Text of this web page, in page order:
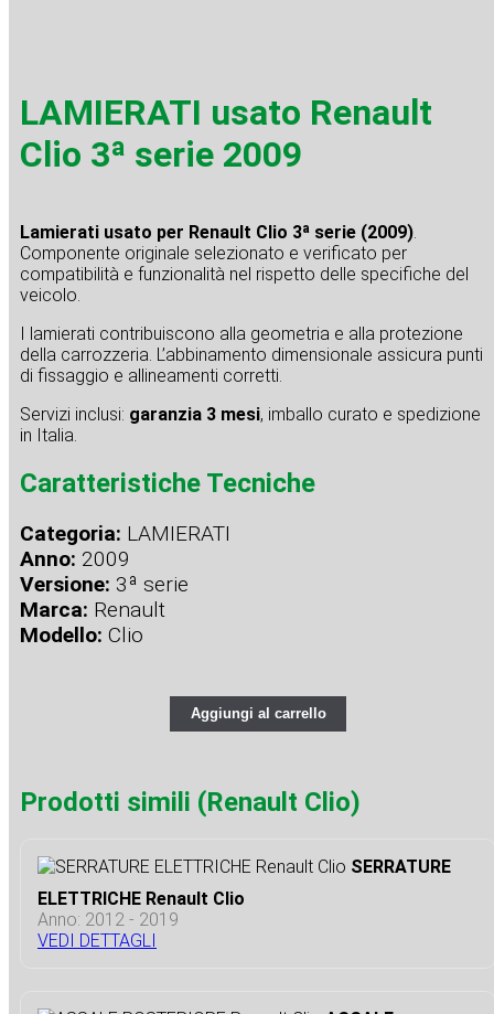
LAMIERATI usato Renault
Clio 3ª serie 2009
Lamierati usato per Renault Clio 3ª serie (2009).
Componente originale selezionato e verificato per
compatibilità e funzionalità nel rispetto delle specifiche del
veicolo.
I lamierati contribuiscono alla geometria e alla protezione
della carrozzeria. L’abbinamento dimensionale assicura punti
di fissaggio e allineamenti corretti.
Servizi inclusi: garanzia 3 mesi, imballo curato e spedizione
in Italia.
Caratteristiche Tecniche
Categoria: LAMIERATI
Anno: 2009
Versione: 3ª serie
Marca: Renault
Modello: Clio
Aggiungi al carrello
Prodotti simili (Renault Clio)
SERRATURE
ELETTRICHE Renault Clio
Anno: 2012 - 2019
VEDI DETTAGLI